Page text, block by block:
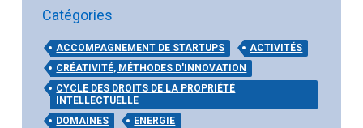
Catégories
ACCOMPAGNEMENT DE STARTUPS
ACTIVITÉS
CRÉATIVITÉ, MÉTHODES D'INNOVATION
CYCLE DES DROITS DE LA PROPRIÉTÉ
INTELLECTUELLE
DOMAINES
ENERGIE